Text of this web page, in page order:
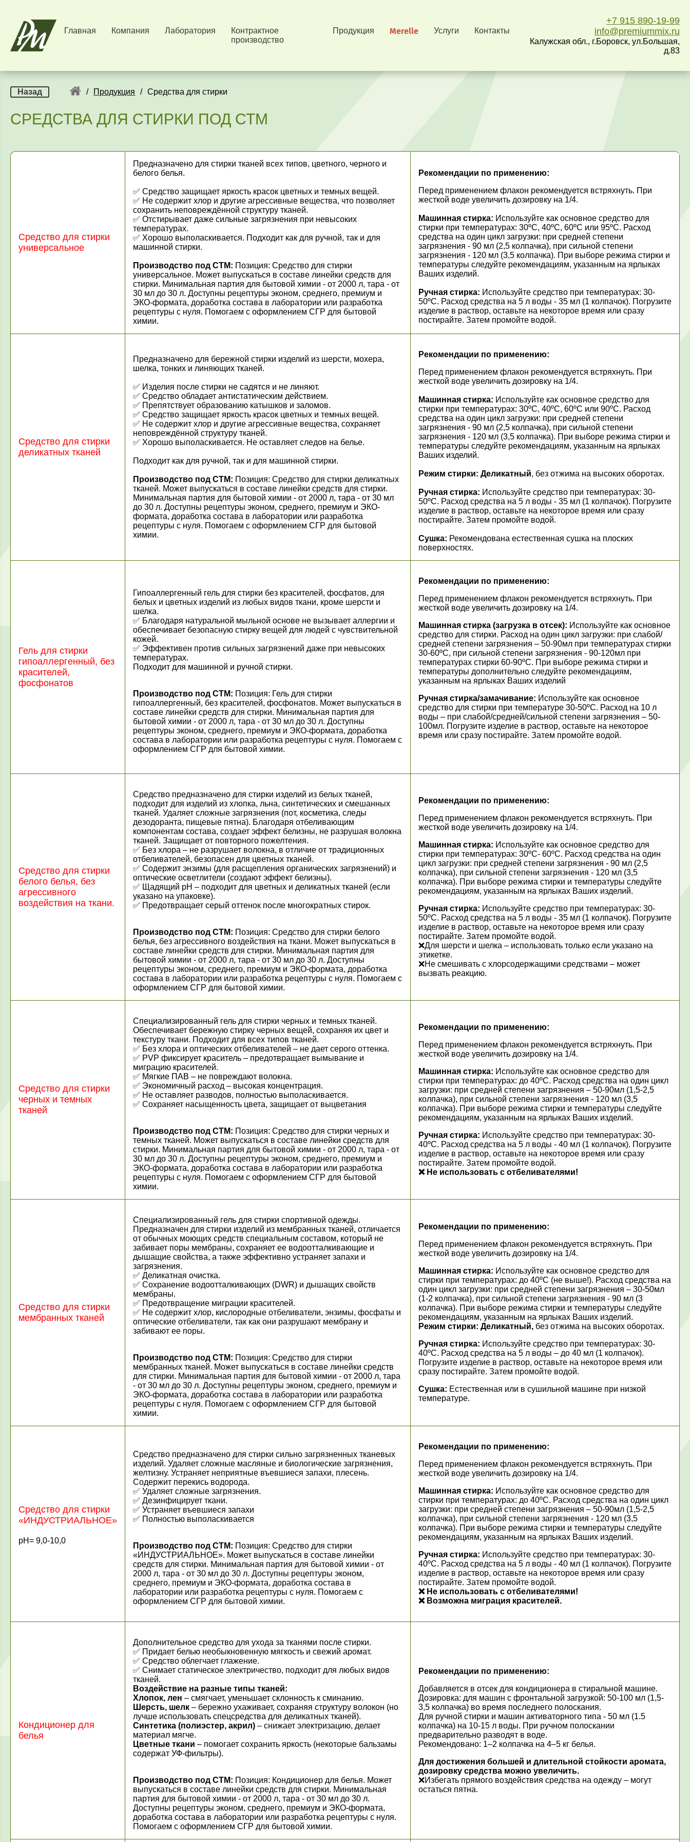
Главная Компания Лаборатория
Контрактное
производство
Продукция Merelle Услуги Контакты
+7 915 890-19-99
info@premiummix.ru
Калужская обл., г.Боровск, ул.Большая,
д.83
Назад / Продукция / Средства для стирки
СРЕДСТВА ДЛЯ СТИРКИ ПОД СТМ
Средство для стирки
универсальное
Предназначено для стирки тканей всех типов, цветного, черного и
белого белья.
✅ Средство защищает яркость красок цветных и темных вещей.
✅ Не содержит хлор и другие агрессивные вещества, что позволяет
сохранить неповреждённой структуру тканей.
✅ Отстирывает даже сильные загрязнения при невысоких
температурах.
✅ Хорошо выполаскивается. Подходит как для ручной, так и для
машинной стирки.
Производство под СТМ: Позиция: Средство для стирки
универсальное. Может выпускаться в составе линейки средств для
стирки. Минимальная партия для бытовой химии - от 2000 л, тара - от
30 мл до 30 л. Доступны рецептуры эконом, среднего, премиум и
ЭКО-формата, доработка состава в лаборатории или разработка
рецептуры с нуля. Помогаем с оформлением СГР для бытовой
химии.
Рекомендации по применению:
Перед применением флакон рекомендуется встряхнуть. При
жесткой воде увеличить дозировку на 1/4.
Машинная стирка: Используйте как основное средство для
стирки при температурах: 30ºС, 40ºС, 60ºС или 95ºС. Расход
средства на один цикл загрузки: при средней степени
загрязнения - 90 мл (2,5 колпачка), при сильной степени
загрязнения - 120 мл (3,5 колпачка). При выборе режима стирки и
температуры следуйте рекомендациям, указанным на ярлыках
Ваших изделий.
Ручная стирка: Используйте средство при температурах: 30-
50ºС. Расход средства на 5 л воды - 35 мл (1 колпачок). Погрузите
изделие в раствор, оставьте на некоторое время или сразу
постирайте. Затем промойте водой.
Средство для стирки
деликатных тканей
Предназначено для бережной стирки изделий из шерсти, мохера,
шелка, тонких и линяющих тканей.
✅ Изделия после стирки не садятся и не линяют.
✅ Средство обладает антистатическим действием.
✅ Препятствует образованию катышков и заломов.
✅ Средство защищает яркость красок цветных и темных вещей.
✅ Не содержит хлор и другие агрессивные вещества, сохраняет
неповреждённой структуру тканей.
✅ Хорошо выполаскивается. Не оставляет следов на белье.
Подходит как для ручной, так и для машинной стирки.
Производство под СТМ: Позиция: Средство для стирки деликатных
тканей. Может выпускаться в составе линейки средств для стирки.
Минимальная партия для бытовой химии - от 2000 л, тара - от 30 мл
до 30 л. Доступны рецептуры эконом, среднего, премиум и ЭКО-
формата, доработка состава в лаборатории или разработка
рецептуры с нуля. Помогаем с оформлением СГР для бытовой
химии.
Рекомендации по применению:
Перед применением флакон рекомендуется встряхнуть. При
жесткой воде увеличить дозировку на 1/4.
Машинная стирка: Используйте как основное средство для
стирки при температурах: 30ºС, 40ºС, 60ºС или 90ºС. Расход
средства на один цикл загрузки: при средней степени
загрязнения - 90 мл (2,5 колпачка), при сильной степени
загрязнения - 120 мл (3,5 колпачка). При выборе режима стирки и
температуры следуйте рекомендациям, указанным на ярлыках
Ваших изделий.
Режим стирки: Деликатный, без отжима на высоких оборотах.
Ручная стирка: Используйте средство при температурах: 30-
50ºС. Расход средства на 5 л воды - 35 мл (1 колпачок). Погрузите
изделие в раствор, оставьте на некоторое время или сразу
постирайте. Затем промойте водой.
Сушка: Рекомендована естественная сушка на плоских
поверхностях.
Гель для стирки
гипоаллергенный, без
красителей,
фосфонатов
Гипоаллергенный гель для стирки без красителей, фосфатов, для
белых и цветных изделий из любых видов ткани, кроме шерсти и
шелка.
✅ Благодаря натуральной мыльной основе не вызывает аллергии и
обеспечивает безопасную стирку вещей для людей с чувствительной
кожей.
✅ Эффективен против сильных загрязнений даже при невысоких
температурах.
Подходит для машинной и ручной стирки.
Производство под СТМ: Позиция: Гель для стирки
гипоаллергенный, без красителей, фосфонатов. Может выпускаться в
составе линейки средств для стирки. Минимальная партия для
бытовой химии - от 2000 л, тара - от 30 мл до 30 л. Доступны
рецептуры эконом, среднего, премиум и ЭКО-формата, доработка
состава в лаборатории или разработка рецептуры с нуля. Помогаем с
оформлением СГР для бытовой химии.
Рекомендации по применению:
Перед применением флакон рекомендуется встряхнуть. При
жесткой воде увеличить дозировку на 1/4.
Машинная стирка (загрузка в отсек): Используйте как основное
средство для стирки. Расход на один цикл загрузки: при слабой/
средней степени загрязнения – 50-90мл при температурах стирки
30-60ºС, при сильной степени загрязнения - 90-120мл при
температурах стирки 60-90ºС. При выборе режима стирки и
температуры дополнительно следуйте рекомендациям,
указанным на ярлыках Ваших изделий
Ручная стирка/замачивание: Используйте как основное
средство для стирки при температуре 30-50ºС. Расход на 10 л
воды – при слабой/средней/сильной степени загрязнения – 50-
100мл. Погрузите изделие в раствор, оставьте на некоторое
время или сразу постирайте. Затем промойте водой.
Средство для стирки
белого белья, без
агрессивного
воздействия на ткани.
Средство предназначено для стирки изделий из белых тканей,
подходит для изделий из хлопка, льна, синтетических и смешанных
тканей. Удаляет сложные загрязнения (пот, косметика, следы
дезодоранта, пищевые пятна). Благодаря отбеливающим
компонентам состава, создает эффект белизны, не разрушая волокна
тканей. Защищает от повторного пожелтения.
✅ Без хлора – не разрушает волокна, в отличие от традиционных
отбеливателей, безопасен для цветных тканей.
✅ Содержит энзимы (для расщепления органических загрязнений) и
оптические осветлители (создают эффект белизны).
✅ Щадящий pH – подходит для цветных и деликатных тканей (если
указано на упаковке).
✅ Предотвращает серый оттенок после многократных стирок.
Производство под СТМ: Позиция: Средство для стирки белого
белья, без агрессивного воздействия на ткани. Может выпускаться в
составе линейки средств для стирки. Минимальная партия для
бытовой химии - от 2000 л, тара - от 30 мл до 30 л. Доступны
рецептуры эконом, среднего, премиум и ЭКО-формата, доработка
состава в лаборатории или разработка рецептуры с нуля. Помогаем с
оформлением СГР для бытовой химии.
Рекомендации по применению:
Перед применением флакон рекомендуется встряхнуть. При
жесткой воде увеличить дозировку на 1/4.
Машинная стирка: Используйте как основное средство для
стирки при температурах: 30ºС- 60ºС. Расход средства на один
цикл загрузки: при средней степени загрязнения - 90 мл (2,5
колпачка), при сильной степени загрязнения - 120 мл (3,5
колпачка). При выборе режима стирки и температуры следуйте
рекомендациям, указанным на ярлыках Ваших изделий.
Ручная стирка: Используйте средство при температурах: 30-
50ºС. Расход средства на 5 л воды - 35 мл (1 колпачок). Погрузите
изделие в раствор, оставьте на некоторое время или сразу
постирайте. Затем промойте водой.
❌Для шерсти и шелка – использовать только если указано на
этикетке.
❌Не смешивать с хлорсодержащими средствами – может
вызвать реакцию.
Средство для стирки
черных и темных
тканей
Специализированный гель для стирки черных и темных тканей.
Обеспечивает бережную стирку черных вещей, сохраняя их цвет и
текстуру ткани. Подходит для всех типов тканей.
✅ Без хлора и оптических отбеливателей – не дает серого оттенка.
✅ PVP фиксирует краситель – предотвращает вымывание и
миграцию красителей.
✅ Мягкие ПАВ – не повреждают волокна.
✅ Экономичный расход – высокая концентрация.
✅ Не оставляет разводов, полностью выполаскивается.
✅ Сохраняет насыщенность цвета, защищает от выцветания
Производство под СТМ: Позиция: Средство для стирки черных и
темных тканей. Может выпускаться в составе линейки средств для
стирки. Минимальная партия для бытовой химии - от 2000 л, тара - от
30 мл до 30 л. Доступны рецептуры эконом, среднего, премиум и
ЭКО-формата, доработка состава в лаборатории или разработка
рецептуры с нуля. Помогаем с оформлением СГР для бытовой
химии.
Рекомендации по применению:
Перед применением флакон рекомендуется встряхнуть. При
жесткой воде увеличить дозировку на 1/4.
Машинная стирка: Используйте как основное средство для
стирки при температурах: до 40ºС. Расход средства на один цикл
загрузки: при средней степени загрязнения – 50-90мл (1,5-2,5
колпачка), при сильной степени загрязнения - 120 мл (3,5
колпачка). При выборе режима стирки и температуры следуйте
рекомендациям, указанным на ярлыках Ваших изделий.
Ручная стирка: Используйте средство при температурах: 30-
40ºС. Расход средства на 5 л воды - 40 мл (1 колпачок). Погрузите
изделие в раствор, оставьте на некоторое время или сразу
постирайте. Затем промойте водой.
❌ Не использовать с отбеливателями!
Средство для стирки
мембранных тканей
Специализированный гель для стирки спортивной одежды.
Предназначен для стирки изделий из мембранных тканей, отличается
от обычных моющих средств специальным составом, который не
забивает поры мембраны, сохраняет ее водоотталкивающие и
дышащие свойства, а также эффективно устраняет запахи и
загрязнения.
✅ Деликатная очистка.
✅ Сохранение водоотталкивающих (DWR) и дышащих свойств
мембраны.
✅ Предотвращение миграции красителей.
✅ Не содержит хлор, кислородные отбеливатели, энзимы, фосфаты и
оптические отбеливатели, так как они разрушают мембрану и
забивают ее поры.
Производство под СТМ: Позиция: Средство для стирки
мембранных тканей. Может выпускаться в составе линейки средств
для стирки. Минимальная партия для бытовой химии - от 2000 л, тара
- от 30 мл до 30 л. Доступны рецептуры эконом, среднего, премиум и
ЭКО-формата, доработка состава в лаборатории или разработка
рецептуры с нуля. Помогаем с оформлением СГР для бытовой
химии.
Рекомендации по применению:
Перед применением флакон рекомендуется встряхнуть. При
жесткой воде увеличить дозировку на 1/4.
Машинная стирка: Используйте как основное средство для
стирки при температурах: до 40ºС (не выше!). Расход средства на
один цикл загрузки: при средней степени загрязнения – 30-50мл
(1-2 колпачка), при сильной степени загрязнения - 90 мл (3
колпачка). При выборе режима стирки и температуры следуйте
рекомендациям, указанным на ярлыках Ваших изделий.
Режим стирки: Деликатный, без отжима на высоких оборотах.
Ручная стирка: Используйте средство при температурах: 30-
40ºС. Расход средства на 5 л воды – до 40 мл (1 колпачок).
Погрузите изделие в раствор, оставьте на некоторое время или
сразу постирайте. Затем промойте водой.
Сушка: Естественная или в сушильной машине при низкой
температуре.
Средство для стирки
«ИНДУСТРИАЛЬНОЕ»
рН= 9,0-10,0
Средство предназначено для стирки сильно загрязненных тканевых
изделий. Удаляет сложные масляные и биологические загрязнения,
желтизну. Устраняет неприятные въевшиеся запахи, плесень.
Содержит перекись водорода.
✅ Удаляет сложные загрязнения.
✅ Дезинфицирует ткани.
✅ Устраняет въевшиеся запахи
✅ Полностью выполаскивается
Производство под СТМ: Позиция: Средство для стирки
«ИНДУСТРИАЛЬНОЕ». Может выпускаться в составе линейки
средств для стирки. Минимальная партия для бытовой химии - от
2000 л, тара - от 30 мл до 30 л. Доступны рецептуры эконом,
среднего, премиум и ЭКО-формата, доработка состава в
лаборатории или разработка рецептуры с нуля. Помогаем с
оформлением СГР для бытовой химии.
Рекомендации по применению:
Перед применением флакон рекомендуется встряхнуть. При
жесткой воде увеличить дозировку на 1/4.
Машинная стирка: Используйте как основное средство для
стирки при температурах: до 40ºС. Расход средства на один цикл
загрузки: при средней степени загрязнения – 50-90мл (1,5-2,5
колпачка), при сильной степени загрязнения - 120 мл (3,5
колпачка). При выборе режима стирки и температуры следуйте
рекомендациям, указанным на ярлыках Ваших изделий.
Ручная стирка: Используйте средство при температурах: 30-
40ºС. Расход средства на 5 л воды - 40 мл (1 колпачок). Погрузите
изделие в раствор, оставьте на некоторое время или сразу
постирайте. Затем промойте водой.
❌ Не использовать с отбеливателями!
❌ Возможна миграция красителей.
Кондиционер для
белья
Дополнительное средство для ухода за тканями после стирки.
✅ Придает белью необыкновенную мягкость и свежий аромат.
✅ Средство облегчает глажение.
✅ Снимает статическое электричество, подходит для любых видов
тканей.
Воздействие на разные типы тканей:
Хлопок, лен – смягчает, уменьшает склонность к сминанию.
Шерсть, шелк – бережно ухаживает, сохраняя структуру волокон (но
лучше использовать спецсредства для деликатных тканей).
Синтетика (полиэстер, акрил) – снижает электризацию, делает
материал мягче.
Цветные ткани – помогает сохранить яркость (некоторые бальзамы
содержат УФ-фильтры).
Производство под СТМ: Позиция: Кондиционер для белья. Может
выпускаться в составе линейки средств для стирки. Минимальная
партия для бытовой химии - от 2000 л, тара - от 30 мл до 30 л.
Доступны рецептуры эконом, среднего, премиум и ЭКО-формата,
доработка состава в лаборатории или разработка рецептуры с нуля.
Помогаем с оформлением СГР для бытовой химии.
Рекомендации по применению:
Добавляется в отсек для кондиционера в стиральной машине.
Дозировка: для машин с фронтальной загрузкой: 50-100 мл (1,5-
3,5 колпачка) во время последнего полоскания.
Для ручной стирки и машин активаторного типа - 50 мл (1.5
колпачка) на 10-15 л воды. При ручном полоскании
предварительно разводят в воде.
Рекомендовано: 1–2 колпачка на 4–5 кг белья.
Для достижения большей и длительной стойкости аромата,
дозировку средства можно увеличить.
❌Избегать прямого воздействия средства на одежду – могут
остаться пятна.